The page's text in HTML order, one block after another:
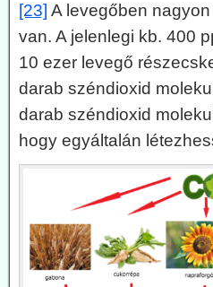
[23] A levegőben
van. A jelenlegi kb. 400
10 ezer levegő
darab széndioxid
darab széndioxid
hogy egyáltalán